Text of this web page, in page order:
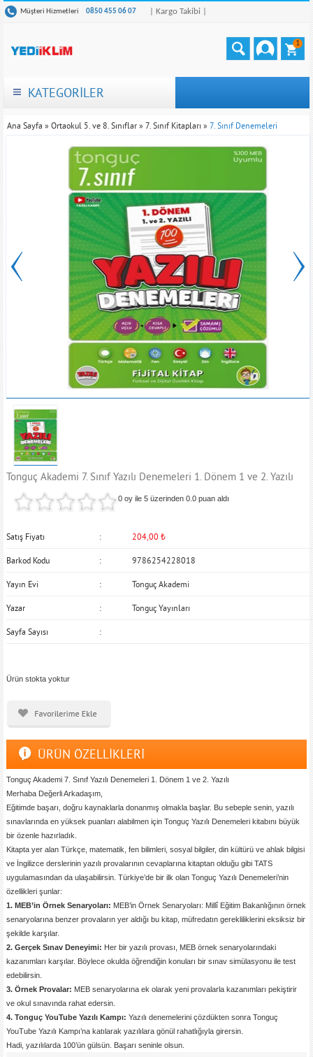
Müşteri Hizmetleri 0850 455 06 07 | Kargo Takibi |
1
KATEGORİLER
Ana Sayfa » Ortaokul 5. ve 8. Sınıflar » 7. Sınıf Kitapları » 7. Sınıf Denemeleri
Tonguç Akademi 7. Sınıf Yazılı Denemeleri 1. Dönem 1 ve 2. Yazılı
0 oy ile 5 üzerinden0.0 puan aldı
Satış Fiyatı 204,00 ₺
Barkod Kodu 9786254228018
Yayın Evi Tonguç Akademi
Yazar Tonguç Yayınları
Sayfa Sayısı
Ürün stokta yoktur
ÜRÜN ÖZELLİKLERİ
Tonguç Akademi 7. Sınıf Yazılı Denemeleri 1. Dönem 1 ve 2. Yazılı
Merhaba Değerli Arkadaşım,
Eğitimde başarı, doğru kaynaklarla donanmış olmakla başlar. Bu sebeple senin, yazılı
sınavlarında en yüksek puanları alabilmen için Tonguç Yazılı Denemeleri kitabını büyük
bir özenle hazırladık.
Kitapta yer alan Türkçe, matematik, fen bilimleri, sosyal bilgiler, din kültürü ve ahlak bilgisi
ve İngilizce derslerinin yazılı provalarının cevaplarına kitaptan olduğu gibi TATS
uygulamasından da ulaşabilirsin. Türkiye’de bir ilk olan Tonguç Yazılı Denemeleri’nin
özellikleri şunlar:
1. MEB’in Örnek Senaryoları: MEB’in Örnek Senaryoları: Millî Eğitim Bakanlığının örnek
senaryolarına benzer provaların yer aldığı bu kitap, müfredatın gerekliliklerini eksiksiz bir
şekilde karşılar.
2. Gerçek Sınav Deneyimi: Her bir yazılı provası, MEB örnek senaryolarındaki
kazanımları karşılar. Böylece okulda öğrendiğin konuları bir sınav simülasyonu ile test
edebilirsin.
3. Örnek Provalar: MEB senaryolarına ek olarak yeni provalarla kazanımları pekiştirir
ve okul sınavında rahat edersin.
4. Tonguç YouTube Yazılı Kampı: Yazılı denemelerini çözdükten sonra Tonguç
YouTube Yazılı Kampı’na katılarak yazılılara gönül rahatlığıyla girersin.
Hadi, yazılılarda 100’ün gülsün. Başarı seninle olsun.